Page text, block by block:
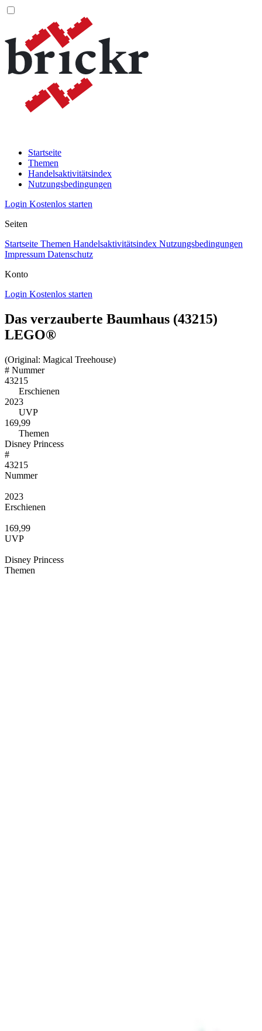
Startseite
Themen
Handelsaktivitätsindex
Nutzungsbedingungen
Login Kostenlos starten
Seiten
Startseite Themen Handelsaktivitätsindex Nutzungsbedingungen
Impressum Datenschutz
Konto
Login Kostenlos starten
Das verzauberte Baumhaus (43215)
LEGO®
(Original: Magical Treehouse)
# Nummer
43215
Erschienen
2023
UVP
169,99
Themen
Disney Princess
#
43215
Nummer
2023
Erschienen
169,99
UVP
Disney Princess
Themen